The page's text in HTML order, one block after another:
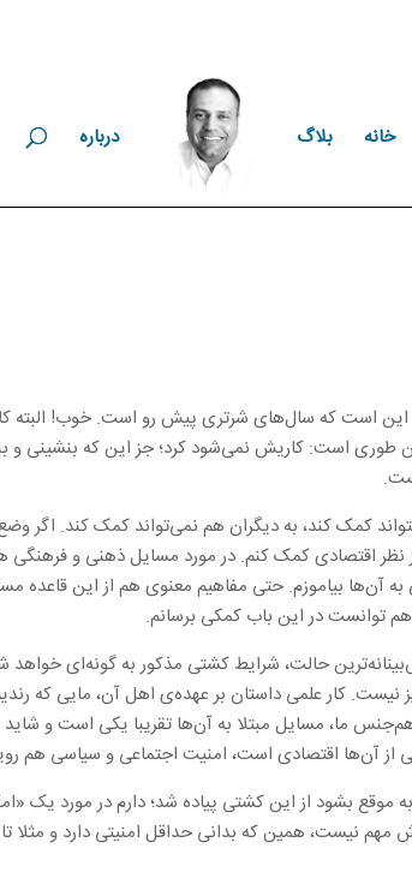
خانه بلاگ درباره
است که سال‌های شرتری پیش رو است. خوب! البته
است: کاریش نمی‌شود کرد؛ جز این که بنشینی و
کمک کند، به دیگران هم نمی‌تواند کمک کند. اگر
نظر اقتصادی کمک کنم. در مورد مسایل ذهنی و فرهنگی
به آن‌ها بیاموزم. حتی مفاهیم معنوی هم از این قاعده
توانست در این باب کمکی برسانم.
حالت، شرایط کشتی مذکور به گونه‌ای
نیست. کار علمی داستان بر عهده‌ی اهل آن، مایی که
ما، مسایل مبتلا به آن‌ها تقریبا یکی است و
از آن‌ها اقتصادی است، امنیت اجتماعی و سیاسی هم
به موقع بشود از این کشتی پیاده شد؛ دارم در مورد
مهم نیست، همین که بدانی حداقل امنیتی دارد و مثلا